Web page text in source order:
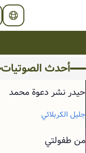
أحدث الصوتیات
حيدر نشر دعوة محمد
جليل الكربلائي
من طفولتي